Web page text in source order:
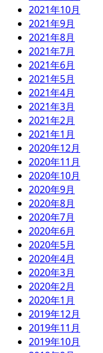
2021年10月
2021年9月
2021年8月
2021年7月
2021年6月
2021年5月
2021年4月
2021年3月
2021年2月
2021年1月
2020年12月
2020年11月
2020年10月
2020年9月
2020年8月
2020年7月
2020年6月
2020年5月
2020年4月
2020年3月
2020年2月
2020年1月
2019年12月
2019年11月
2019年10月